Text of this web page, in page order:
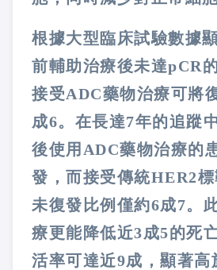
根據大型臨床試驗數據
前輔助治療後未達pCR
接受ADC藥物治療可將
成6。在長達7年的追蹤
後使用ADC藥物治療的
發，而接受傳統HER2
未復發比例僅約6成7。
療更能降低近3成5的死
活率可達近9成，顯著高